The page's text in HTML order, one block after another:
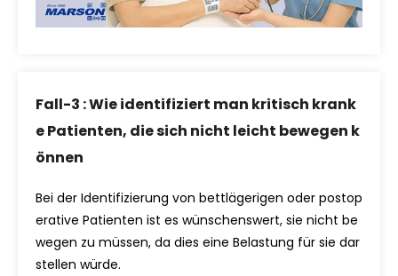
Fall-3 : Wie identifiziert man kritisch krank
e Patienten, die sich nicht leicht bewegen k
önnen
Bei der Identifizierung von bettlägerigen oder postop
erative Patienten ist es wünschenswert, sie nicht be
wegen zu müssen, da dies eine Belastung für sie dar
stellen würde.